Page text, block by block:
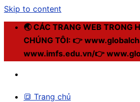
Skip to content
🌏 CÁC TRANG WEB TRONG
CHÚNG TÔI: 👉
www.imfs.edu.vn/👉
🔳 Trang chủ